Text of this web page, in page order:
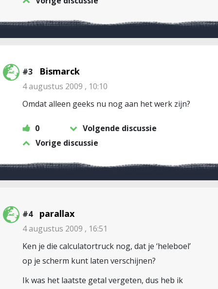
#3 Bismarck
4 augustus 2009 , 10:10
Omdat alleen geeks nu nog aan het werk zijn?
0
Volgende discussie
Vorige discussie
#4 parallax
4 augustus 2009 , 16:51
Ken je die calculatortruck nog, dat je ‘heleboel’
op je scherm kunt laten verschijnen?
Ik was het laatste getal vergeten, dus heb ik